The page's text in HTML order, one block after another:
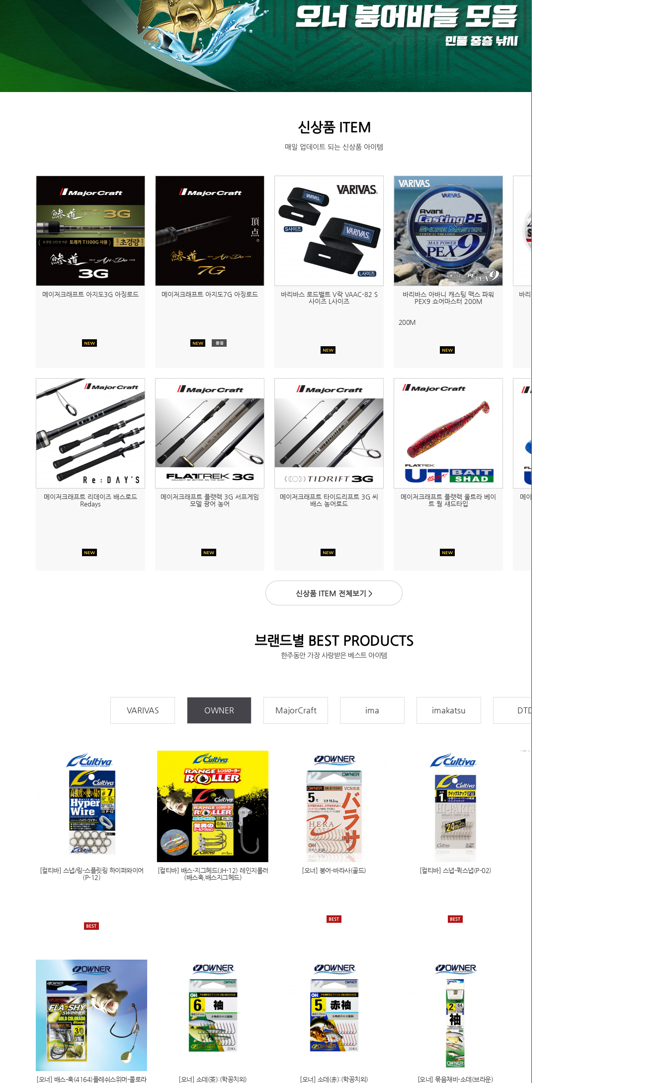
신상품 ITEM
매일 업데이트 되는 신상품 아이템
메이저크래프트 아지도3G 아징로드 메이저크래프트 아지도7G 아징로드
바리바스 로드밸트 V락 VAAC-82 S
사이즈 L사이즈
바리바스 아바니 캐스팅 맥스 파워
PEX9 쇼어마스터 200M
200M
바리바스 앱솔루트 쇼크리더 VSP 후
메이저크래프트 리데이즈 배스로드
Redays
메이저크래프트 플랫렉 3G 서프게임
모델 광어 농어
메이저크래프트 타이드리프트 3G 씨
배스 농어로드
메이저크래프트 플랫렉 울트라 베이
트 웜 섀드타입
메이저크래프트 플랫렉 울트라 베이
신상품 ITEM 전체보기 >
브랜드별 BEST PRODUCTS
한주동안 가장 사랑받은 베스트 아이템
VARIVAS OWNER MajorCraft ima imakatsu DTD
메이저크래프트 리데이즈 배스로드 Redays
메이저크래프트 크로스라이드 3G 쇼어지깅
로드
메이저크래프트 크로스라이드7G 쇼어지깅
메이저크래프트 자이언트킬링 5G 캐스팅로
메이저크래프트 DANGAN BRAID
메이저크래프트 DANGAN BRAID-X 단간
메이저크래프트 DANGAN BRAID(x8)
메이저크래프트 태클박스 낚시용 MTB-40